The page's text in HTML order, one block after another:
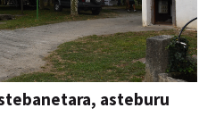
asteburu